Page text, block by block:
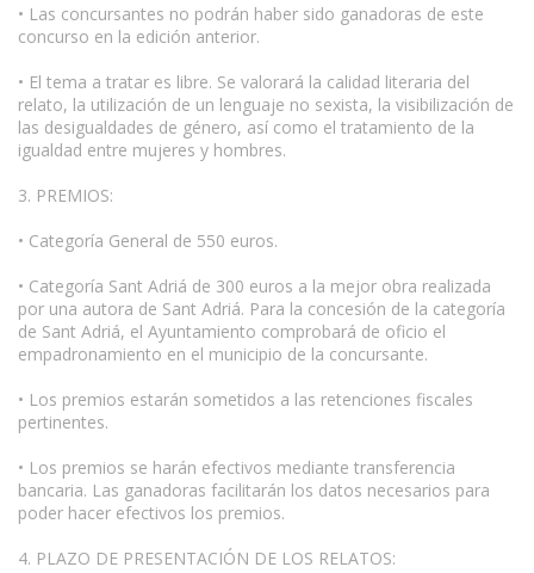
• Las concursantes no podrán haber sido ganadoras de este
concurso en la edición anterior.
• El tema a tratar es libre. Se valorará la calidad literaria del
relato, la utilización de un lenguaje no sexista, la visibilización de
las desigualdades de género, así como el tratamiento de la
igualdad entre mujeres y hombres.
3. PREMIOS:
• Categoría General de 550 euros.
• Categoría Sant Adriá de 300 euros a la mejor obra realizada
por una autora de Sant Adriá. Para la concesión de la categoría
de Sant Adriá, el Ayuntamiento comprobará de oficio el
empadronamiento en el municipio de la concursante.
• Los premios estarán sometidos a las retenciones fiscales
pertinentes.
• Los premios se harán efectivos mediante transferencia
bancaria. Las ganadoras facilitarán los datos necesarios para
poder hacer efectivos los premios.
4. PLAZO DE PRESENTACIÓN DE LOS RELATOS: